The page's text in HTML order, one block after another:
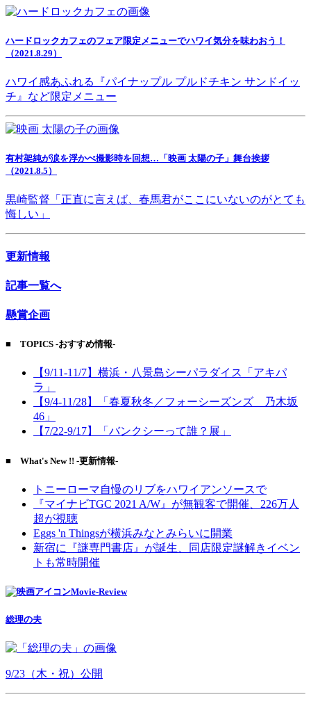
ハードロックカフェのフェア限定メニューでハワイ気分を味わおう！
（2021.8.29）
ハワイ感あふれる『パイナップル プルドチキン サンドイッ
チ』など限定メニュー
有村架純が涙を浮かべ撮影時を回想…「映画 太陽の子」舞台挨拶
（2021.8.5）
黒崎監督「正直に言えば、春馬君がここにいないのがとても
悔しい」
更新情報
記事一覧へ
懸賞企画
■ TOPICS -おすすめ情報-
【9/11-11/7】横浜・八景島シーパラダイス「アキパ
ラ」
【9/4-11/28】「春夏秋冬／フォーシーズンズ 乃木坂
46」
【7/22-9/17】「バンクシーって誰？展」
■ What's New !! -更新情報-
トニーローマ自慢のリブをハワイアンソースで
『マイナビTGC 2021 A/W』が無観客で開催、226万人
超が視聴
Eggs 'n Thingsが横浜みなとみらいに開業
新宿に『謎専門書店』が誕生、同店限定謎解きイベン
トも常時開催
Movie-Review
総理の夫
9/23（木・祝）公開